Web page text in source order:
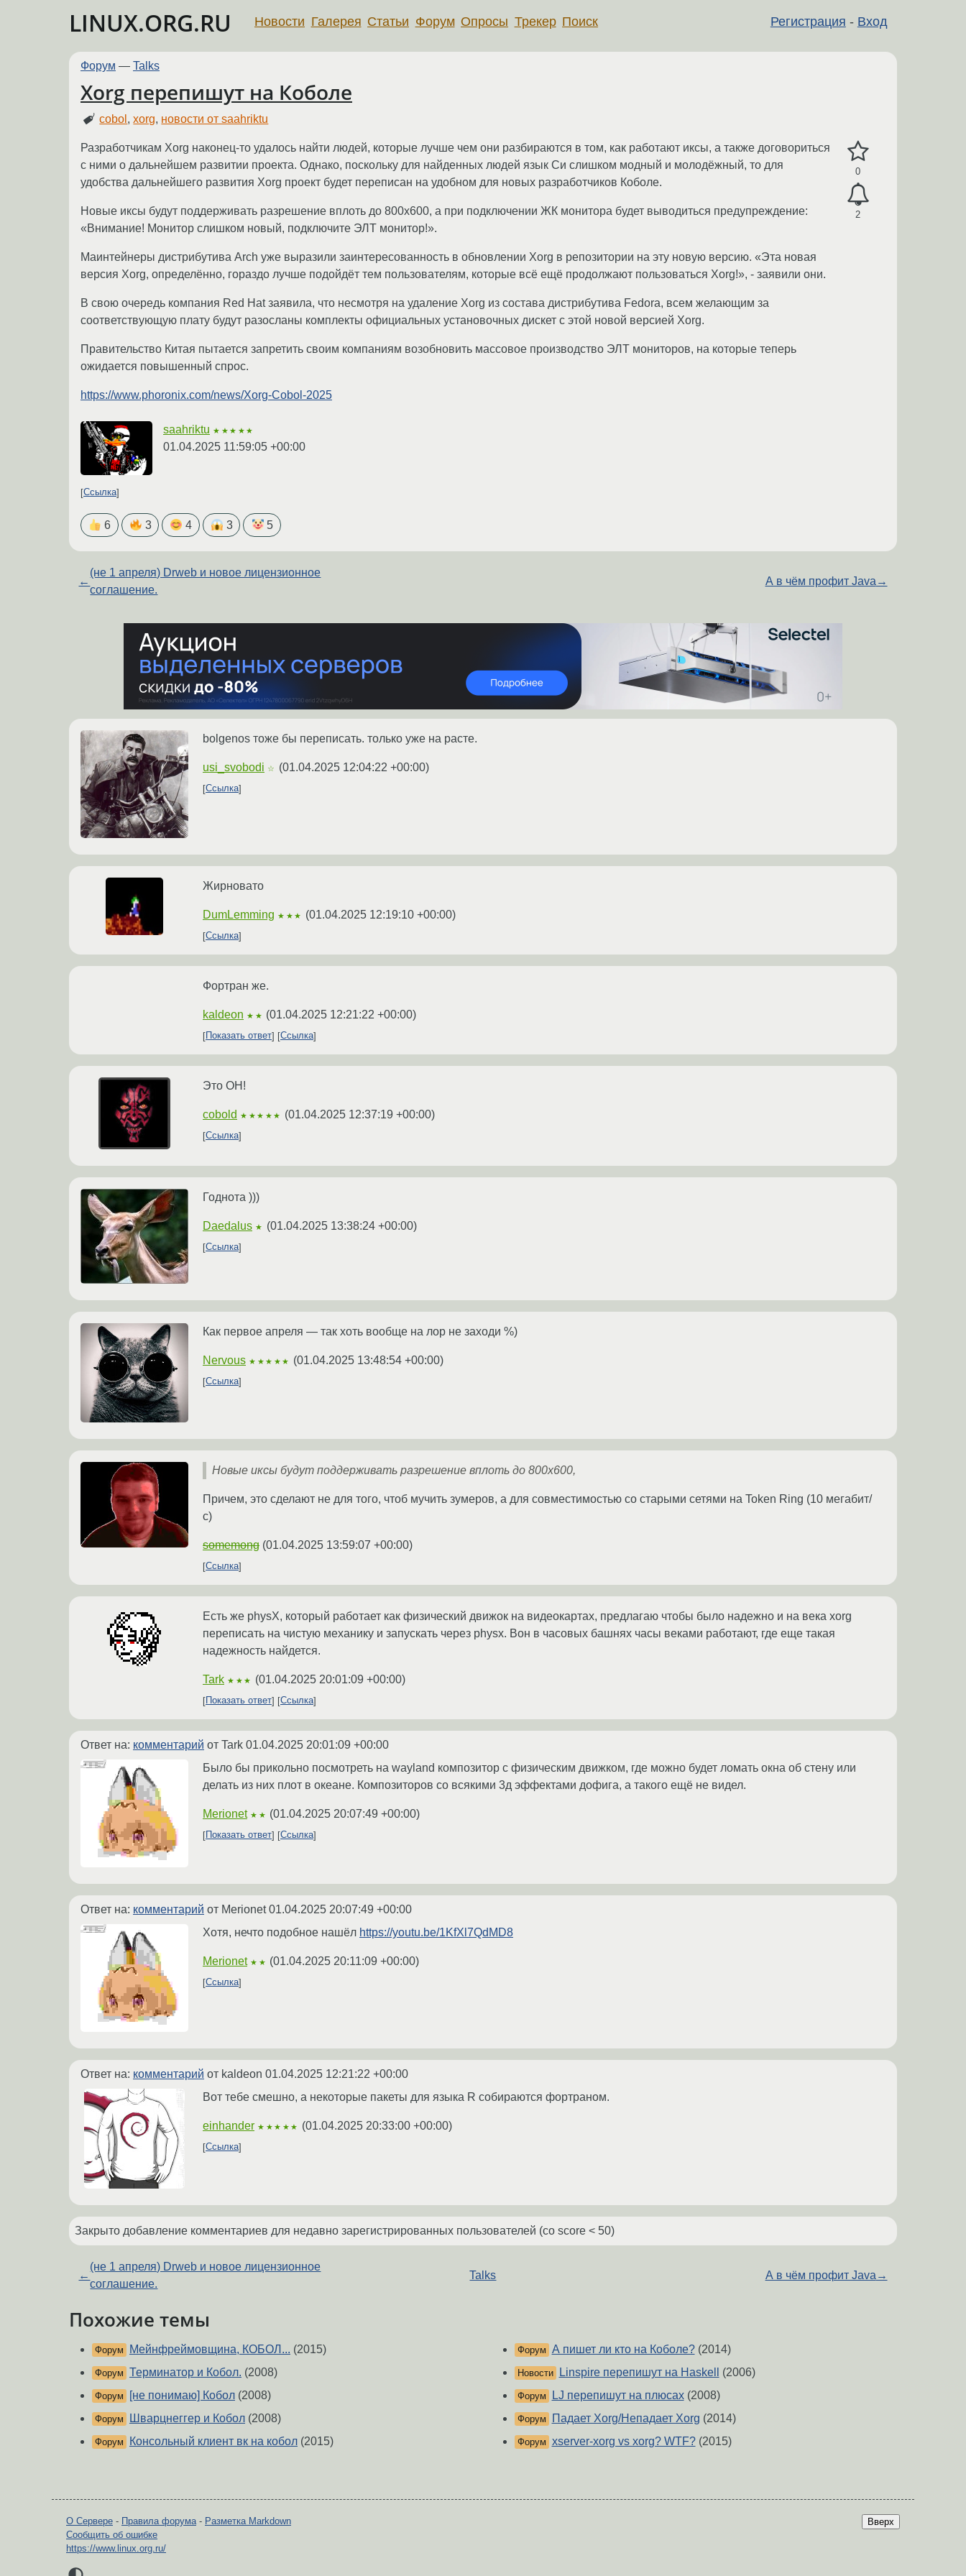
LINUX.ORG.RU Регистрация - Вход
Новости Галерея Статьи Форум Опросы Трекер Поиск
Форум — Talks
Xorg перепишут на Коболе
cobol ,xorg, новости от saahriktu
0
2
Разработчикам Xorg наконец-то удалось найти людей, которые лучше чем они разбираются в том, как работают иксы, а также договориться
с ними о дальнейшем развитии проекта. Однако, поскольку для найденных людей язык Си слишком модный и молодёжный, то для
удобства дальнейшего развития Xorg проект будет переписан на удобном для новых разработчиков Коболе.
Новые иксы будут поддерживать разрешение вплоть до 800x600, а при подключении ЖК монитора будет выводиться предупреждение:
«Внимание! Монитор слишком новый, подключите ЭЛТ монитор!».
Маинтейнеры дистрибутива Arch уже выразили заинтересованность в обновлении Xorg в репозитории на эту новую версию. «Эта новая
версия Xorg, определённо, гораздо лучше подойдёт тем пользователям, которые всё ещё продолжают пользоваться Xorg!», - заявили они.
В свою очередь компания Red Hat заявила, что несмотря на удаление Xorg из состава дистрибутива Fedora, всем желающим за
соответствующую плату будут разосланы комплекты официальных установочных дискет с этой новой версией Xorg.
Правительство Китая пытается запретить своим компаниям возобновить массовое производство ЭЛТ мониторов, на которые теперь
ожидается повышенный спрос.
https://www.phoronix.com/news/Xorg-Cobol-2025
saahriktu ★★★★★
01.04.2025 11:59:05 +00:00
Ссылка
6 3 4 3 5
←
(не 1 апреля) Drweb и новое лицензионное
соглашение.
А в чём профит Java →
bolgenos тоже бы переписать. только уже на расте.
usi_svobodi ☆ (01.04.2025 12:04:22 +00:00)
Ссылка
Жирновато
DumLemming ★★★ (01.04.2025 12:19:10 +00:00)
Ссылка
Фортран же.
kaldeon ★★ (01.04.2025 12:21:22 +00:00)
Показать ответ Ссылка
Это ОН!
cobold ★★★★★ (01.04.2025 12:37:19 +00:00)
Ссылка
Годнота )))
Daedalus ★ (01.04.2025 13:38:24 +00:00)
Ссылка
Как первое апреля — так хоть вообще на лор не заходи %)
Nervous ★★★★★ (01.04.2025 13:48:54 +00:00)
Ссылка
Новые иксы будут поддерживать разрешение вплоть до 800x600,
Причем, это сделают не для того, чтоб мучить зумеров, а для совместимостью со старыми сетями на Token Ring (10 мегабит/
с)
somemong (01.04.2025 13:59:07 +00:00)
Ссылка
Есть же physX, который работает как физический движок на видеокартах, предлагаю чтобы было надежно и на века xorg
переписать на чистую механику и запускать через physx. Вон в часовых башнях часы веками работают, где еще такая
надежность найдется.
Tark ★★★ (01.04.2025 20:01:09 +00:00)
Показать ответ Ссылка
Ответ на: комментарий от Tark 01.04.2025 20:01:09 +00:00
Было бы прикольно посмотреть на wayland композитор с физическим движком, где можно будет ломать окна об стену или
делать из них плот в океане. Композиторов со всякими 3д эффектами дофига, а такого ещё не видел.
Merionet ★★ (01.04.2025 20:07:49 +00:00)
Показать ответ Ссылка
Ответ на: комментарий от Merionet01.04.2025 20:07:49 +00:00
Хотя, нечто подобное нашёл https://youtu.be/1KfXl7QdMD8
Merionet ★★ (01.04.2025 20:11:09 +00:00)
Ссылка
Ответ на: комментарий от kaldeon 01.04.2025 12:21:22 +00:00
Вот тебе смешно, а некоторые пакеты для языка R собираются фортраном.
einhander ★★★★★ (01.04.2025 20:33:00 +00:00)
Ссылка
Закрыто добавление комментариев для недавно зарегистрированных пользователей (со score < 50)
←
(не 1 апреля) Drweb и новое лицензионное
соглашение.
Talks А в чём профит Java →
Похожие темы
Форум Мейнфреймовщина, КОБОЛ... (2015)
Форум Терминатор и Кобол. (2008)
Форум [не понимаю] Кобол (2008)
Форум Шварцнеггер и Кобол (2008)
Форум Консольный клиент вк на кобол (2015)
Форум А пишет ли кто на Коболе?(2014)
Новости Linspire перепишут на Haskell (2006)
Форум LJ перепишут на плюсах(2008)
Форум Падает Xorg/Непадает Xorg (2014)
Форум xserver-xorg vs xorg? WTF?(2015)
Вверх
О Сервере - Правила форума- Разметка Markdown
Сообщить об ошибке
https://www.linux.org.ru/